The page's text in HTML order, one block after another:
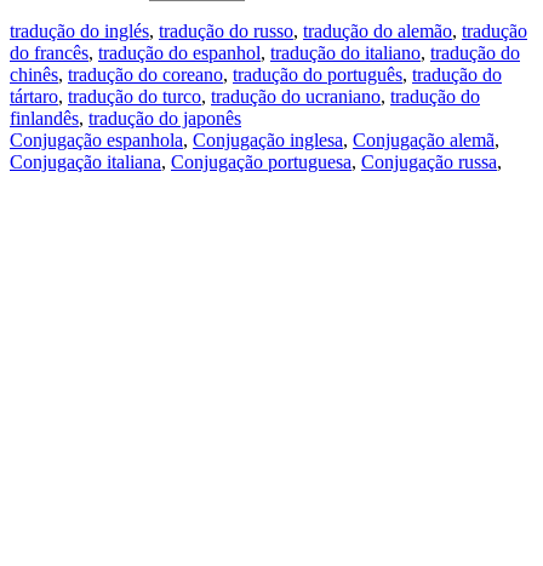
tradução do inglés, tradução do russo, tradução do alemão, tradução
do francês, tradução do espanhol, tradução do italiano, tradução do
chinês, tradução do coreano, tradução do português, tradução do
tártaro, tradução do turco, tradução do ucraniano, tradução do
finlandês, tradução do japonês
Conjugação espanhola, Conjugação inglesa, Conjugação alemã,
Conjugação italiana, Conjugação portuguesa, Conjugação russa,